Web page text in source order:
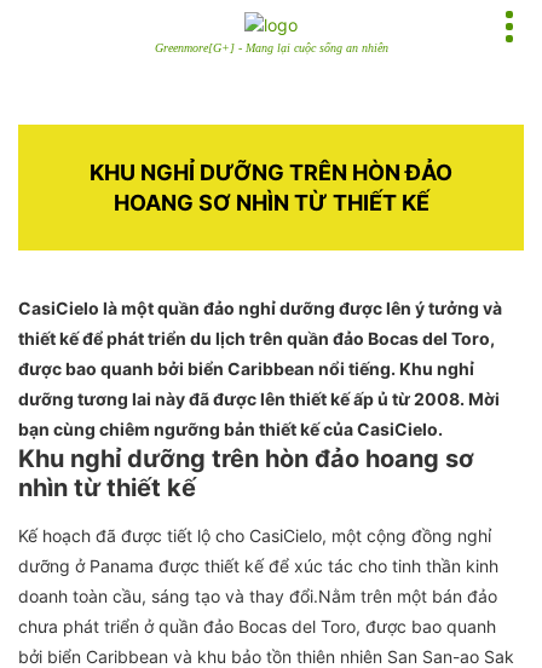
Greenmore[G+] - Mang lại cuộc sống an nhiên
KHU NGHỈ DƯỠNG TRÊN HÒN ĐẢO
HOANG SƠ NHÌN TỪ THIẾT KẾ
CasiCielo là một quần đảo nghỉ dưỡng được lên ý tưởng và
thiết kế để phát triển du lịch trên quần đảo Bocas del Toro,
được bao quanh bởi biển Caribbean nổi tiếng. Khu nghỉ
dưỡng tương lai này đã được lên thiết kế ấp ủ từ 2008. Mời
bạn cùng chiêm ngưỡng bản thiết kế của CasiCielo.
Khu nghỉ dưỡng trên hòn đảo hoang sơ
nhìn từ thiết kế
Kế hoạch đã được tiết lộ cho CasiCielo, một cộng đồng nghỉ
dưỡng ở Panama được thiết kế để xúc tác cho tinh thần kinh
doanh toàn cầu, sáng tạo và thay đổi.Nằm trên một bán đảo
chưa phát triển ở quần đảo Bocas del Toro, được bao quanh
bởi biển Caribbean và khu bảo tồn thiên nhiên San San-ao Sak